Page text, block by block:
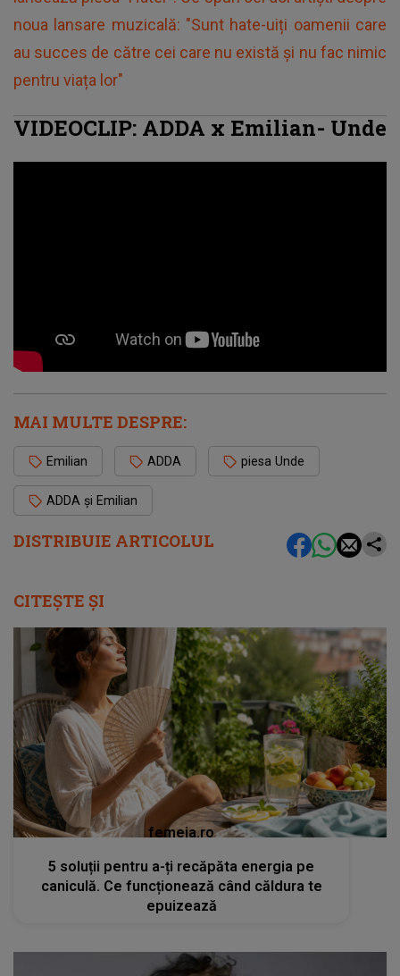
DISTRIBUIE ARTICOLUL
noua lansare muzicală: "Sunt hate-uiți oamenii care
au succes de către cei care nu există și nu fac nimic
pentru viața lor"
VIDEOCLIP: ADDA x Emilian- Unde
MAI MULTE DESPRE:
Emilian ADDA piesa Unde
ADDA și Emilian
CITEȘTE ȘI
femeia.ro
5 soluții pentru a-ți recăpăta energia pe
caniculă. Ce funcționează când căldura te
epuizează